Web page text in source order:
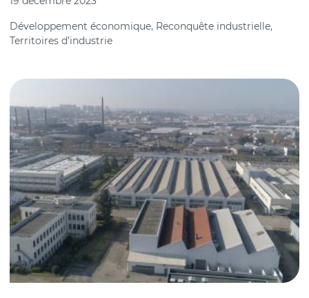
Développement économique, Reconquête industrielle,
Territoires d’industrie